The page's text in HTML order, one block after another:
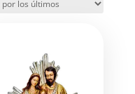
los